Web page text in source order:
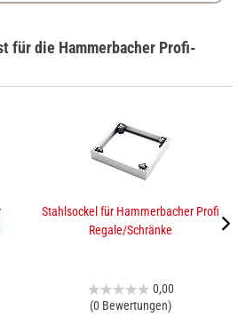
für die Hammerbacher Profi-
Stahlsockel für Hammerbacher Profi
Regale/Schränke
0,00
(0 Bewertungen)